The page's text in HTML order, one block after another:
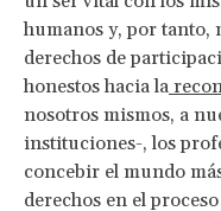
humanos y, por tanto,
derechos de
honestos hacia la
nosotros mismos, a
instituciones-, los
concebir el mundo
derechos en el